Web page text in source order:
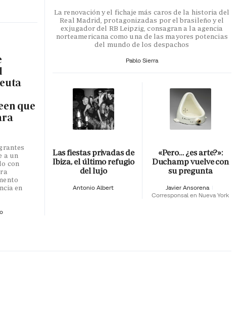
que
a un
con
en
La renovación y el fichaje más caros de la historia del
Real Madrid, protagonizadas por el brasileño y el
exjugador del RB Leipzig, consagran a la agencia
norteamericana como una de las mayores potencias
del mundo de los despachos
Pablo Sierra
Las fiestas privadas de
Ibiza, el último refugio
del lujo
Antonio Albert
«Pero… ¿es arte?»:
Duchamp vuelve con
su pregunta
Javier Ansorena
Corresponsal en Nueva York